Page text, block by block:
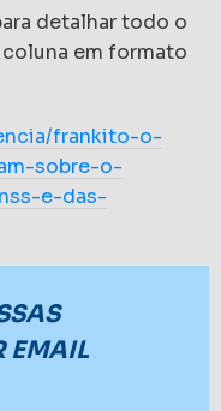
detalhar todo o
em formato
frankito-o-
sobre-o-
e-das-
EMAIL